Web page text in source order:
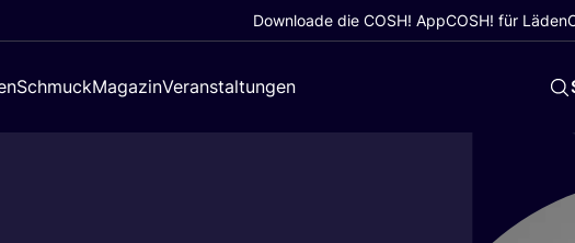
Downloade die COSH! AppCOSH! für Läden
SchmuckMagazinVeranstaltungen